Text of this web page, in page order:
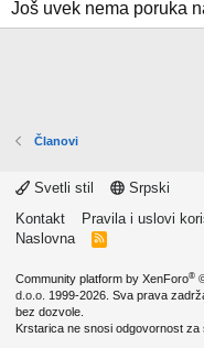
Još uvek nema poruka
Članovi
Svetli stil
Srpski
Kontakt
Pravila i uslovi
Naslovna
R
Community platform by XenForo®
d.o.o. 1999-2026. Sva prava
bez dozvole.
Krstarica ne snosi odgovornost za